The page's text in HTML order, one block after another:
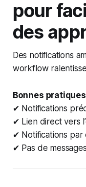
pour
des
Des notifications
workflow
Bonnes
✔ Notifications
✔ Lien direct vers
✔ Notifications par
✔ Pas de